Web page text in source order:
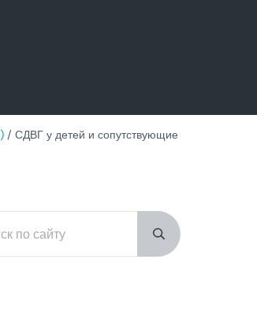
/ СДВГ у детей и сопутствующие
сайту
Submit search